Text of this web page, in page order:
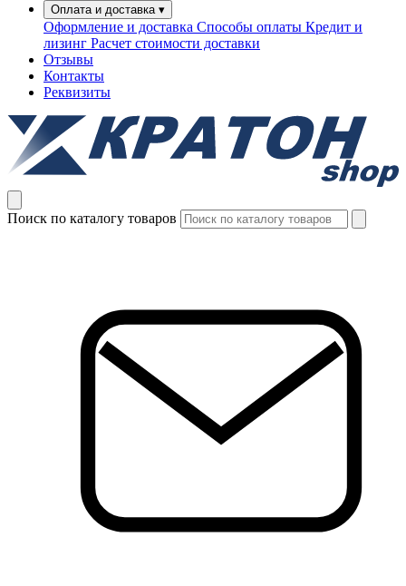
Оплата и доставка ▾
Оформление и доставка Способы оплаты Кредит и
лизинг Расчет стоимости доставки
Отзывы
Контакты
Реквизиты
Поиск по каталогу товаров